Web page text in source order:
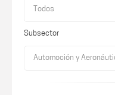
Todos
Subsector
Automoción y